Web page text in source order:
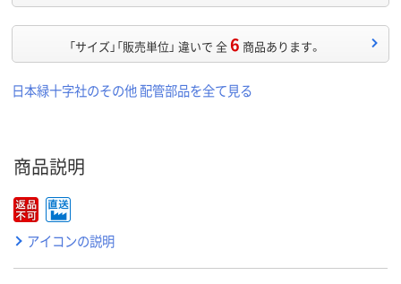
「サイズ」「販売単位」 違いで 全6 商品あります。
日本緑十字社のその他 配管部品を全て見る
商品説明
アイコンの説明